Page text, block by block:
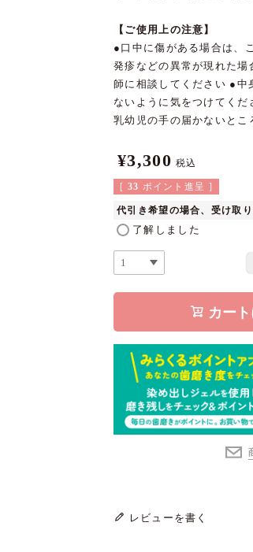
【ご使用上の注意】
●口中に傷がある場合は、
発疹などの異常が現れた
師に相談してください ●中
ないように気をつけてくだ
乳幼児の手の届かないとこ
¥3,300 税込
[ 33 ポイント進呈 ]
代引き希望の場合、受け取
了解しました
カー
レビューを書く